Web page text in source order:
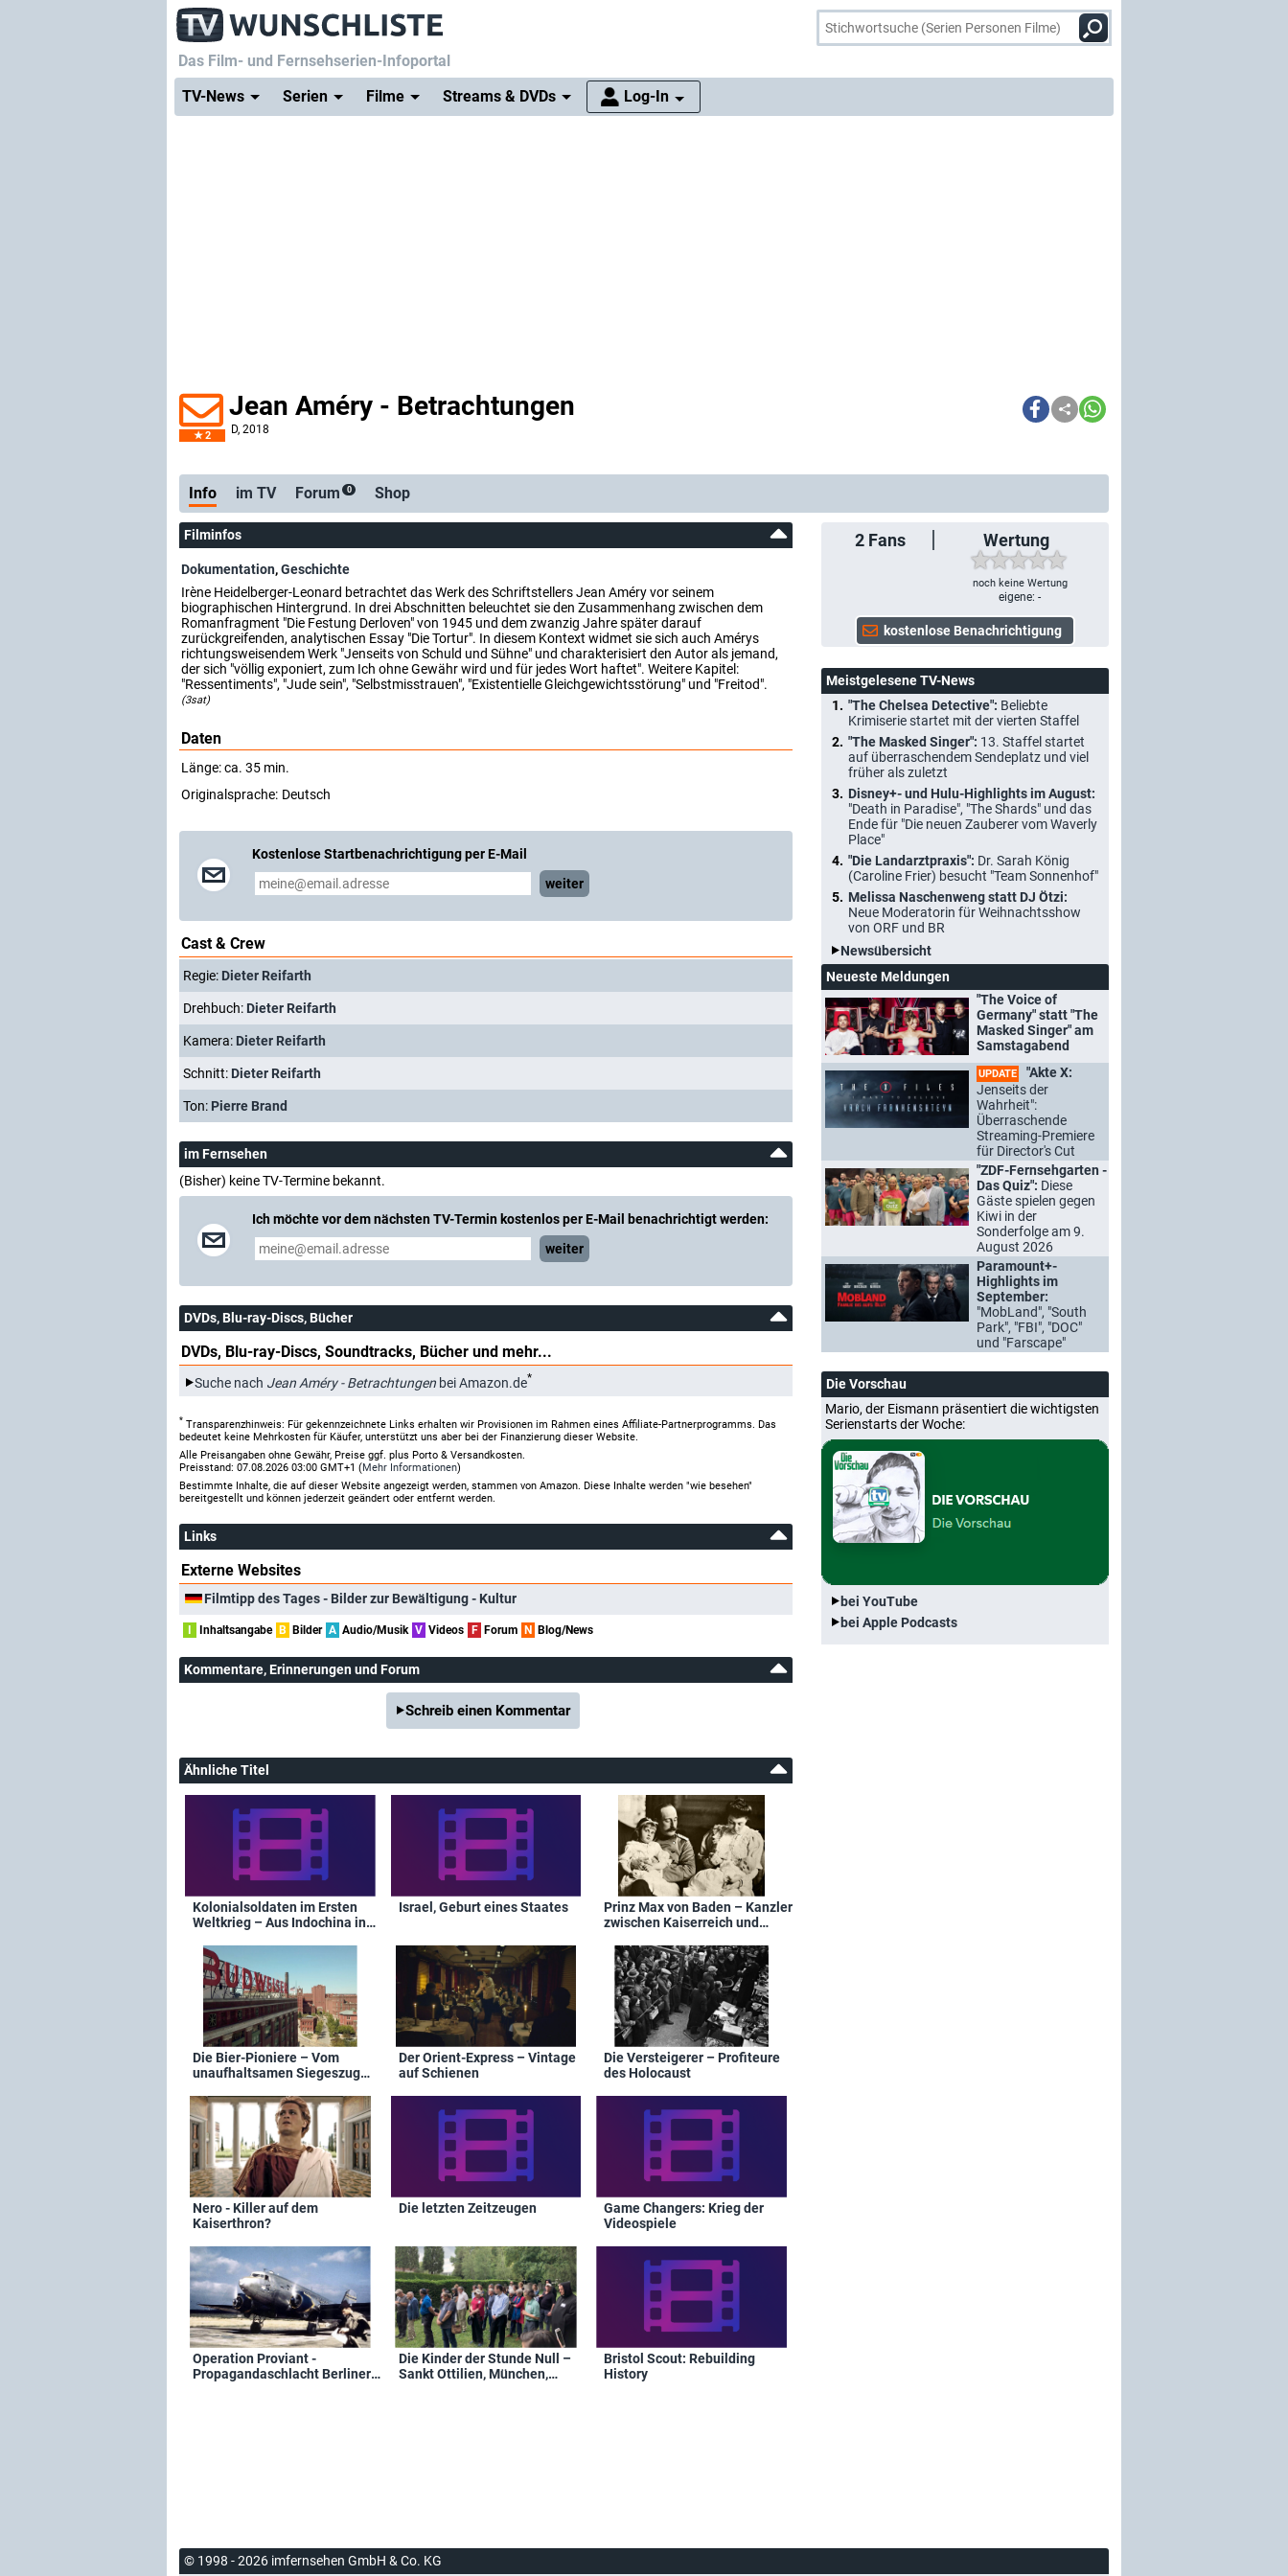
Das Film- und Fernsehserien-Infoportal
TV-News
Serien Filme Streams & DVDs Log-In
2
Jean Améry - Betrachtungen
D, 2018
Info im TV Forum 0 Shop
2 Fans Wertung
noch keine Wertung
eigene: -
Filminfos
Dokumentation,Geschichte
Irène Heidelberger-Leonard betrachtet das Werk des Schriftstellers Jean Améry vor seinem
biographischen Hintergrund. In drei Abschnitten beleuchtet sie den Zusammenhang zwischen dem
Romanfragment "Die Festung Derloven" von 1945 und dem zwanzig Jahre später darauf
zurückgreifenden, analytischen Essay "Die Tortur". In diesem Kontext widmet sie sich auch Amérys
richtungsweisendem Werk "Jenseits von Schuld und Sühne" und charakterisiert den Autor als jemand,
der sich "völlig exponiert, zum Ich ohne Gewähr wird und für jedes Wort haftet". Weitere Kapitel:
"Ressentiments", "Jude sein", "Selbstmisstrauen", "Existentielle Gleichgewichtsstörung" und "Freitod".
(3sat)
Daten
Länge: ca. 35 min.
Originalsprache: Deutsch
Kostenlose Startbenachrichtigung per E-Mail
weiter
Cast & Crew
Regie: Dieter Reifarth
Drehbuch: Dieter Reifarth
Kamera: Dieter Reifarth
Schnitt: Dieter Reifarth
Ton: Pierre Brand
im Fernsehen
(Bisher) keine TV-Termine bekannt.
Ich möchte vor dem nächsten TV-Termin kostenlos per E-Mail benachrichtigt werden:
weiter
DVDs, Blu-ray-Discs, Bücher
DVDs, Blu-ray-Discs, Soundtracks, Bücher und mehr...
Suche nach Jean Améry - Betrachtungen bei Amazon.de*
* Transparenzhinweis: Für gekennzeichnete Links erhalten wir Provisionen im Rahmen eines Affiliate-Partnerprogramms. Das
bedeutet keine Mehrkosten für Käufer, unterstützt uns aber bei der Finanzierung dieser Website.
Alle Preisangaben ohne Gewähr, Preise ggf. plus Porto & Versandkosten.
Preisstand: 07.08.2026 03:00 GMT+1 (Mehr Informationen)
Bestimmte Inhalte, die auf dieser Website angezeigt werden, stammen von Amazon. Diese Inhalte werden "wie besehen"
bereitgestellt und können jederzeit geändert oder entfernt werden.
Links
Externe Websites
Filmtipp des Tages - Bilder zur Bewältigung - Kultur
I Inhaltsangabe B Bilder A Audio/Musik V Videos F Forum N Blog/News
Kommentare, Erinnerungen und Forum
Schreib einen Kommentar
Ähnliche Titel
Kolonialsoldaten im Ersten
Weltkrieg – Aus Indochina in
Israel, Geburt eines Staates
Prinz Max von Baden – Kanzler
zwischen Kaiserreich und
Die Bier-Pioniere – Vom
unaufhaltsamen Siegeszug
den USA
Der Orient-Express – Vintage
auf Schienen
Die Versteigerer – Profiteure
des Holocaust
Nero - Killer auf dem
Kaiserthron?
Die letzten Zeitzeugen
Game Changers: Krieg der
Videospiele
Operation Proviant -
Propagandaschlacht Berliner
Die Kinder der Stunde Null –
Sankt Ottilien, München,
Bristol Scout: Rebuilding
History
Meistgelesene TV-News
"The Chelsea Detective": Beliebte
Krimiserie startet mit der vierten Staffel
"The Masked Singer": 13. Staffel startet
auf überraschendem Sendeplatz und viel
früher als zuletzt
Disney+- und Hulu-Highlights im August:
"Death in Paradise", "The Shards" und das
Ende für "Die neuen Zauberer vom Waverly
Place"
"Die Landarztpraxis": Dr. Sarah König
(Caroline Frier) besucht "Team Sonnenhof"
Melissa Naschenweng statt DJ Ötzi:
Neue Moderatorin für Weihnachtsshow
von ORF und BR
Newsübersicht
Neueste Meldungen
"The Voice of
Germany" statt "The
Masked Singer" am
Samstagabend
UPDATE
"Akte X:
Jenseits der
Wahrheit":
Überraschende
Streaming-Premiere
für Director's Cut
"ZDF-Fernsehgarten -
Das Quiz": Diese
Gäste spielen gegen
Kiwi in der
Sonderfolge am 9.
August 2026
Paramount+-
Highlights im
September:
"MobLand", "South
Park", "FBI", "DOC"
und "Farscape"
Die Vorschau
Mario, der Eismann präsentiert die wichtigsten
Serienstarts der Woche:
bei YouTube
bei Apple Podcasts
© 1998 - 2026 imfernsehen GmbH & Co. KG